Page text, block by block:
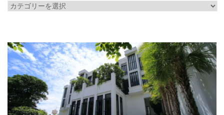
カ
リ
ー